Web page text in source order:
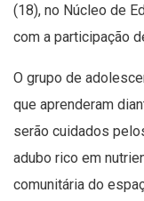
(18), no Núcleo de
com a participação
O grupo de
que aprenderam
serão cuidados
adubo rico em
comunitária do